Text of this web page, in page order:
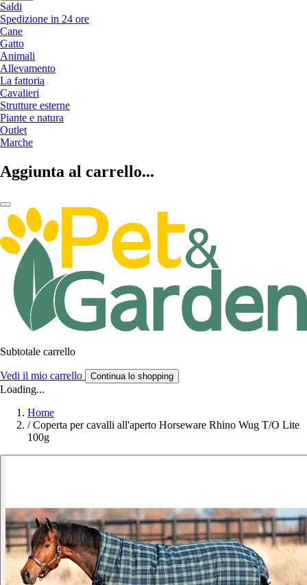
Saldi
Spedizione in 24 ore
Cane
Gatto
Animali
Allevamento
La fattoria
Cavalieri
Strutture esterne
Piante e natura
Outlet
Marche
Aggiunta al carrello...
Subtotale carrello
Vedi il mio carrello Continua lo shopping
Loading...
Home
/ Coperta per cavalli all'aperto Horseware Rhino Wug T/O Lite
100g